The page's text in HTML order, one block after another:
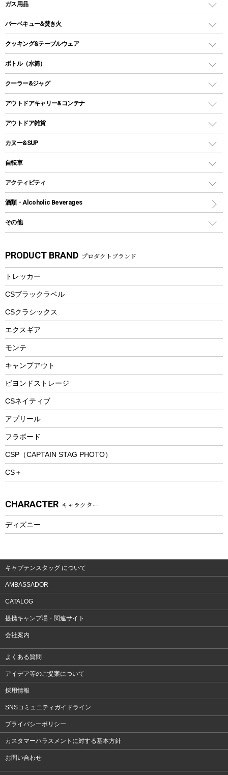
ロッジ型・オリジナルテント
タープ
スクエアタープ（レクタタープ）
メッシュタープ
自立式タープ
パラソル
テントアクセサリー
ペグ
グランドシート
ガイドロープ
ツール
LEDランタン
ガスランタン
オイルランタン
LEDライト
ヘッドライト
キャンドル
ガス用品
ガスバーナー
ガス缶
ガストーチ、ライター
バーベキュー&焚き火
バーベキューコンロ、グリル
焚き火台タイプ（ロースタイル）グリル
卓上タイプグリル
パーティータイプグリル
鉄板、アミ
焚き火台&ストーブ
火起こし
バーベキューツール
クッキング&テーブルウェア
ダッチオーブン
ホットサンドメーカー
クッカーセット
シェラカップ
クッキングツール
ナイフ
カトラリー
マグカップ、カップ
ステンレスボトル
フードボトル
トレー
ランチョンマット
ランチボックス
ボトル（水筒）
ステンレスボトル
コップ付きタイプ
ワンタッチタイプ
プラスチックボトル
ディズニーボトル
クーラー&ジャグ
クーラーボックス
クーラーバッグ
ウォータージャグ
保冷剤
アウトドアキャリー&コンテナ
アウトドアキャリー
アウトドア雑貨
バックパック&バッグ
リュック、バックパック
トートバッグ、サコッシュ
ショッピングキャリー
その他アウトドア雑貨
スプレー関係
ツール、他
カヌー&SUP
インフレータブル
カヤック
パドル
ヘルメット
エアーポンプ
アクセサリー
自転車
折りたたみ自転車
スポーツサイクル
シティサイクル
自転車ウェア
アクティビティ
マリン
ラッシュガード
パラソル
フローティングベスト
ヘルメット
エアーポンプ
ビーチテント
ウィンター
スノーシュー
防寒ウェア
トレッキング
トレッキングアクセサリー
プレイグッズ
ウェルネス
ウェア、タオル
ウェア
酒類・Alcoholic Beverages
その他
湯たんぽ
防災用品
PRODUCT BRAND プロダクトブランド
トレッカー
CSブラックラベル
CSクラシックス
エクスギア
モンテ
キャンプアウト
ビヨンドストレージ
CSネイティブ
アプリール
フラボード
CSP（CAPTAIN STAG PHOTO）
CS＋
CHARACTER キャラクター
ディズニー
キャプテンスタッグ について
AMBASSADOR
CATALOG
提携キャンプ場・関連サイト
会社案内
よくある質問
アイデア等のご提案について
採用情報
SNSコミュニティガイドライン
プライバシーポリシー
カスタマーハラスメントに対する基本方針
お問い合わせ